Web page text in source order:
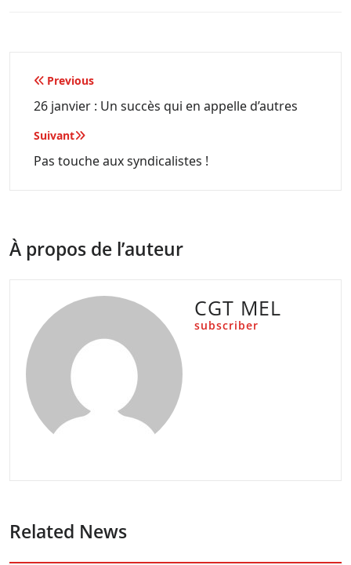
Navigation
de
l’article
Previous
26 janvier : Un succès qui en appelle d’autres
Suivant
Pas touche aux syndicalistes !
À propos de l’auteur
CGT MEL
subscriber
Related News